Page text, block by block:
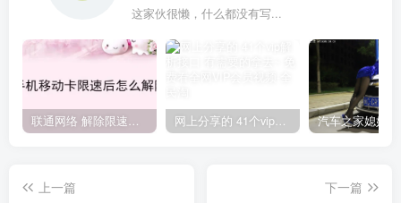
这家伙很懒，什么都没有写...
联通网络 解除限速方法参考！畅享、畅玩、老白干等及其它地区自测了 网上分享的 41个vip解析接口 有需要的拿去~ 免费看全网VIP会员视频
上一篇
下一篇